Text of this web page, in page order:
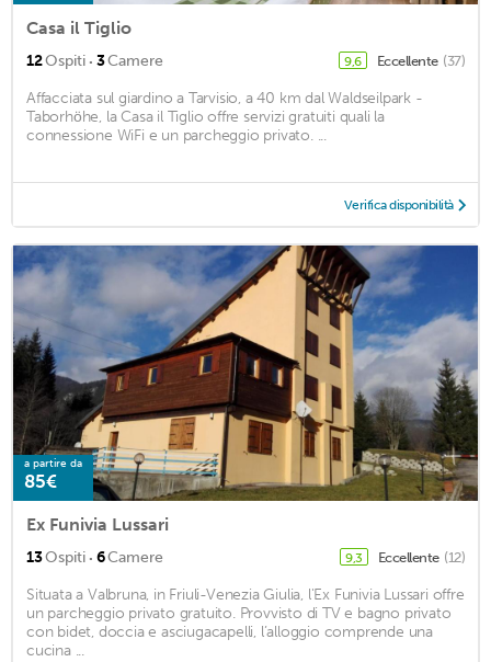
Casa il Tiglio
12Ospiti · 3Camere 9,6 Eccellente (37)
Affacciata sul giardino a Tarvisio, a 40 km dal Waldseilpark -
Taborhöhe, la Casa il Tiglio offre servizi gratuiti quali la
connessione WiFi e un parcheggio privato. ...
Verifica disponibilità
a partire da
85€
Ex Funivia Lussari
13Ospiti · 6Camere 9,3 Eccellente (12)
Situata a Valbruna, in Friuli-Venezia Giulia, l'Ex Funivia Lussari offre
un parcheggio privato gratuito. Provvisto di TV e bagno privato
con bidet, doccia e asciugacapelli, l’alloggio comprende una
cucina ...